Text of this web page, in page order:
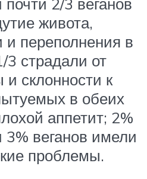
живота,
и переполнения в
3 страдали от
склонности к
в обеих
аппетит; 2%
3% веганов имели
проблемы.